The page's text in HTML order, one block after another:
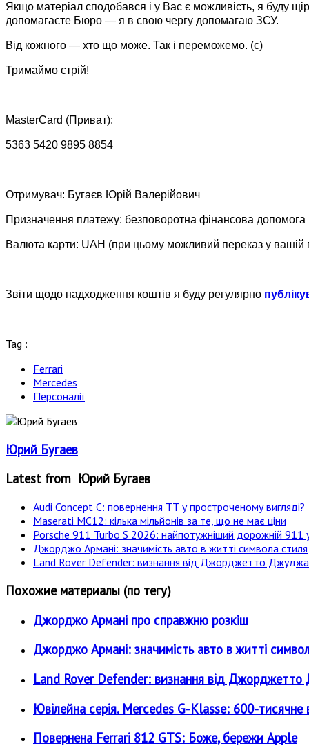
Якщо матеріал сподобався і у Вас є можливість, я буду
допомагаєте Бюро — я в свою чергу допомагаю ЗСУ.
Від кожного — хто що може. Так і переможемо. (c)
Тримаймо стрій!
MasterCard (Приват):
5363 5420 9895 8854
Отримувач: Бугаєв Юрій Валерійович
Призначення платежу: безповоротна фінансова допомога
Валюта карти: UAH (при цьому можливий переказ у вашій
Звіти щодо надходження коштів я буду регулярно
Tag :
Ferrari
Mercedes
Персоналії
Юрий Бугаев
Latest from Юрий Бугаев
Audi Concept C: повернення ТТ у простроченому вигляді?
Maserati MC12: кілька мільйонів за те, що не має ціни
Porsche 911 Turbo S 2026: найпотужніший дорожній 911
Джорджо Армані: значимість авто в житті символа стиля
Land Rover Defender: визнання від Джорджетто
Похожие материалы (по тегу)
Джорджо Армані про справжню розкіш
Джорджо Армані: значимість авто в житті
Land Rover Defender: визнання від
Ювілейна серія. Mercedes G-Klasse: 600-тисячне
Повернена Ferrari 812 GTS: Боже, бережи Apple